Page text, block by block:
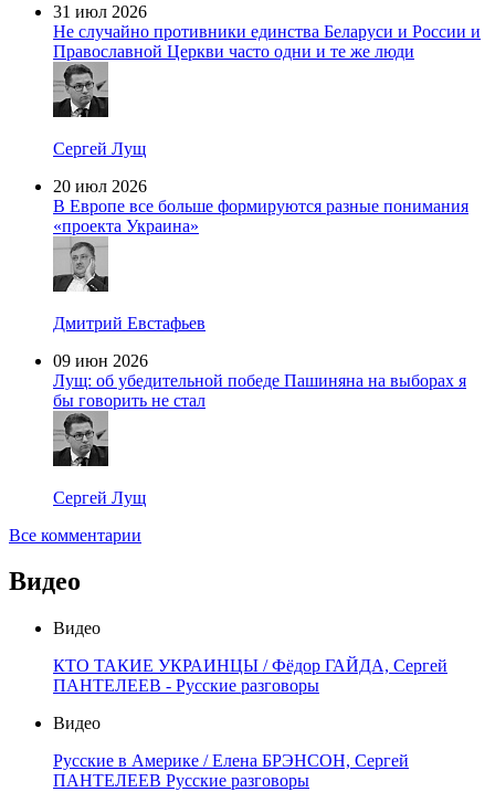
31 июл 2026
Не случайно противники единства Беларуси и России и
Православной Церкви часто одни и те же люди
Сергей Лущ
20 июл 2026
В Европе все больше формируются разные понимания
«проекта Украина»
Дмитрий Евстафьев
09 июн 2026
Лущ: об убедительной победе Пашиняна на выборах я
бы говорить не стал
Сергей Лущ
Все комментарии
Видео
Видео
КТО ТАКИЕ УКРАИНЦЫ / Фёдор ГАЙДА, Сергей
ПАНТЕЛЕЕВ - Русские разговоры
Видео
Русские в Америке / Елена БРЭНСОН, Сергей
ПАНТЕЛЕЕВ Русские разговоры